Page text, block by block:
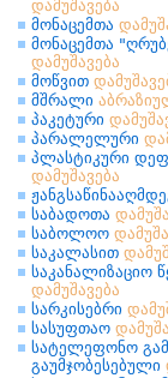
დამუშავება
მონაცემთა
მონაცემთა
დამუშავება
მოწვით
მშრალი
პაკეტური
პარალელური
პლასტიკური
დამუშავება
საბადოთა
საბოლოო
საკალასით
საკანალიზაციო
დამუშავება
სარკისებრი
სასუფთაო
სატელეფონო
გაუმჯობესებული